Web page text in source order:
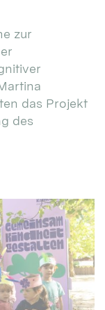
zur
das Projekt
des